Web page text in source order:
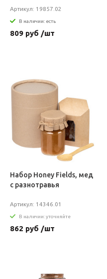
Артикул: 19857.02
В наличии: есть
809 руб /шт
Набор Honey Fields, мед
с разнотравья
Артикул: 14346.01
В наличии: уточняйте
862 руб /шт